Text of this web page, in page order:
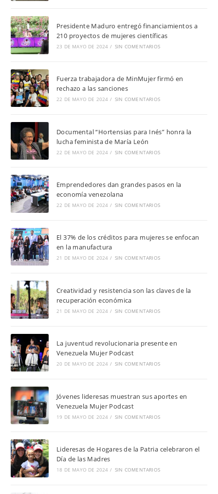
Presidente Maduro entregó financiamientos a
210 proyectos de mujeres científicas
23 DE MAYO DE 2024 / SIN COMENTARIOS
Fuerza trabajadora de MinMujer firmó en
rechazo a las sanciones
22 DE MAYO DE 2024 / SIN COMENTARIOS
Documental “Hortensias para Inés” honra la
lucha feminista de María León
22 DE MAYO DE 2024 / SIN COMENTARIOS
Emprendedores dan grandes pasos en la
economía venezolana
22 DE MAYO DE 2024 / SIN COMENTARIOS
El 37% de los créditos para mujeres se enfocan
en la manufactura
21 DE MAYO DE 2024 / SIN COMENTARIOS
Creatividad y resistencia son las claves de la
recuperación económica
21 DE MAYO DE 2024 / SIN COMENTARIOS
La juventud revolucionaria presente en
Venezuela Mujer Podcast
20 DE MAYO DE 2024 / SIN COMENTARIOS
Jóvenes lideresas muestran sus aportes en
Venezuela Mujer Podcast
19 DE MAYO DE 2024 / SIN COMENTARIOS
Lideresas de Hogares de la Patria celebraron el
Día de las Madres
18 DE MAYO DE 2024 / SIN COMENTARIOS